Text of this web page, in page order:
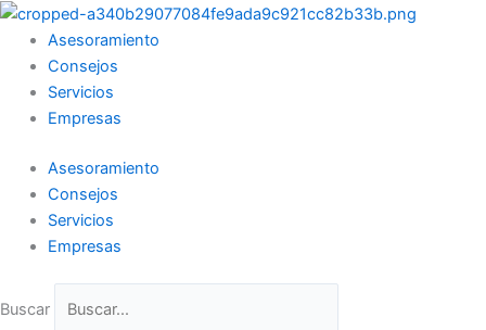
Ir
contenido
Asesoramiento
Consejos
Servicios
Empresas
Asesoramiento
Consejos
Servicios
Empresas
Buscar